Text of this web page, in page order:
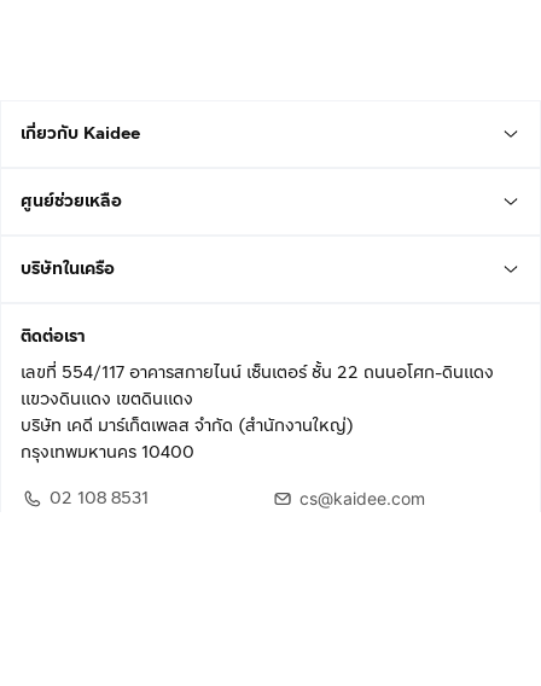
เกี่ยวกับ Kaidee
ศูนย์ช่วยเหลือ
บริษัทในเครือ
ติดต่อเรา
เลขที่ 554/117 อาคารสกายไนน์ เซ็นเตอร์ ชั้น 22 ถนนอโศก-ดินแดง
แขวงดินแดง เขตดินแดง
บริษัท เคดี มาร์เก็ตเพลส จำกัด (สำนักงานใหญ่)
กรุงเทพมหานคร 10400
02 108 8531
cs@kaidee.com